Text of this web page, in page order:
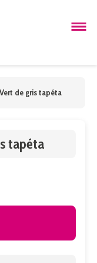
de gris tapéta
tapéta